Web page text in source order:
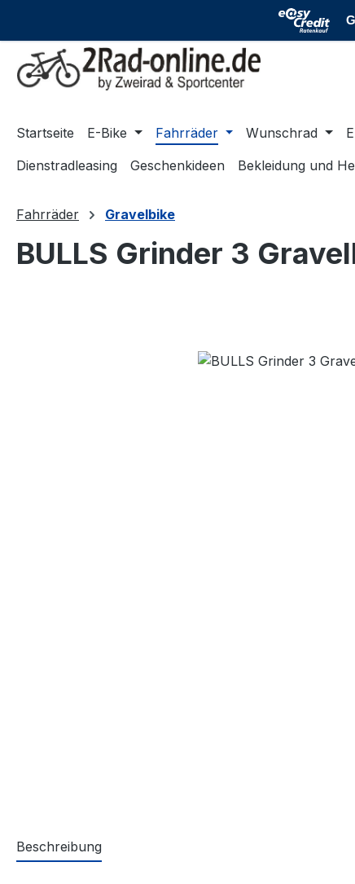
Hauptinhalt springen
Zur Suche springen
Zur Hauptnavigation springen
Startseite E-Bike Fahrräder Wunschrad
Dienstradleasing
Geschenkideen Bekleidung und
Fahrräder Gravelbike
BULLS Grinder 3
Beschreibung